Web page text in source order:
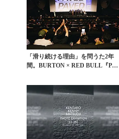
「滑り続ける理由」を問うた2年
間。BURTON × RED BULL『PAV